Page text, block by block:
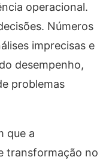
operacional.
Números
imprecisas e
desempenho,
problemas
que a
transformação no